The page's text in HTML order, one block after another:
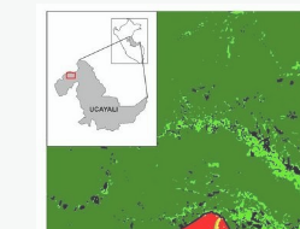
Mapa de la
Ucayali –